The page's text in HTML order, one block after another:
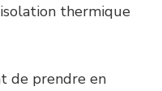
thermique
de prendre en